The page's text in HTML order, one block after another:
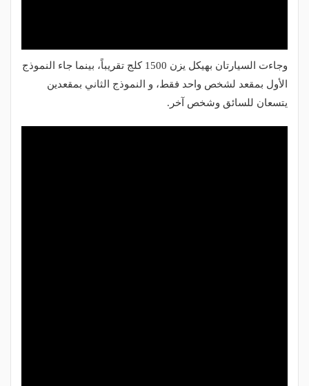
وجاءت السيارتان بهيكل يزن 1500 كلج تقريباً، بينما جاء النموذج
الأول بمقعد لشخص واحد فقط، و النموذج الثاني بمقعدين
يتسعان للسائق وشخص آخر .